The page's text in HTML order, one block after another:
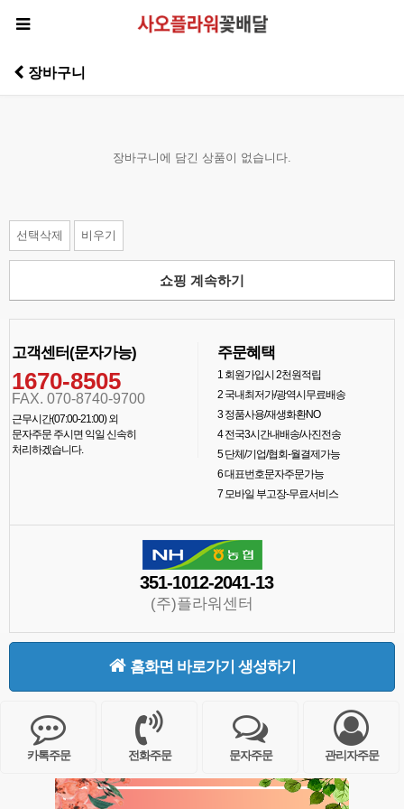
장바구니
장바구니에 담긴 상품이 없습니다.
선택삭제 비우기
쇼핑 계속하기
고객센터(문자가능)
1670-8505
FAX. 070-8740-9700
근무시간(07:00-21:00) 외
문자주문 주시면 익일 신속히
처리하겠습니다.
주문혜택
1회원가입시 2천원적립
2국내최저가/광역시무료배송
3정품사용/재생화환NO
4전국3시간내배송/사진전송
5단체/기업/협회-월결제가능
6대표번호문자주문가능
7모바일 부고장-무료서비스
351-1012-2041-13
(주)플라워센터
홈화면 바로가기 생성하기
카톡주문 전화주문 문자주문 관리자주문